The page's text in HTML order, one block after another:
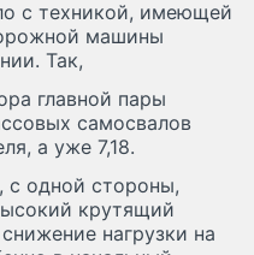
с техникой, имеющей
машины
Так,
главной пары
самосвалов
а уже 7,18.
с одной стороны,
крутящий
нагрузки на